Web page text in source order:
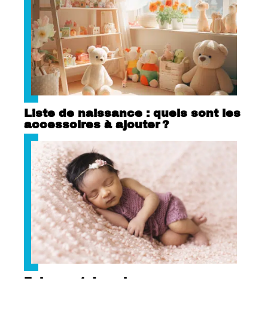
Liste de naissance : quels sont les
accessoires à ajouter ?
Faire-part de naissance